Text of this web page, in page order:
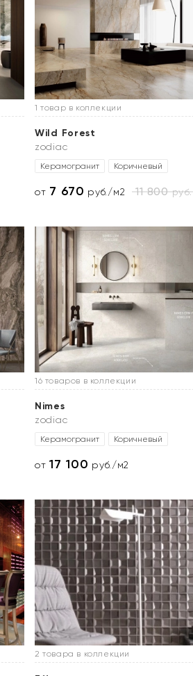
1 товар в коллекции
Wild Forest
zodiac
Керамогранит Коричневый
от 7 670 руб./м2 11 800руб.
16 товаров в коллекции
Nimes
zodiac
Керамогранит Коричневый
от17 100 руб./м2
2 товара в коллекции